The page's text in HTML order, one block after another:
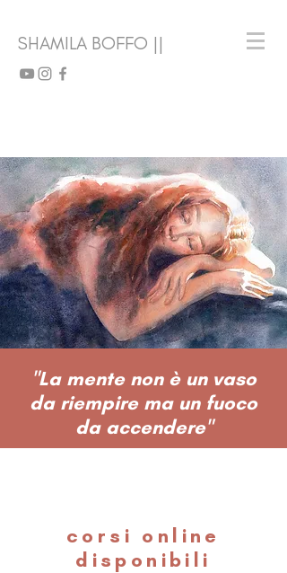
SHAMILA BOFFO ||
"La mente non è un vaso
da riempire ma un fuoco
da accendere"
corsi online
disponibili